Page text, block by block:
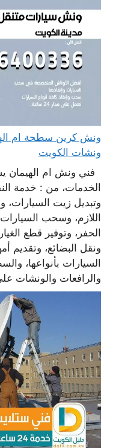
ونشات الكويت
فني ونش ام الهيمان
الخدمات، من : خدمة
وتبديل زيت السيارات،
اللازم، وسحب
الحفر، وتوفير قطع
ونقل البضائع، وتقديم
السيارات بأنواعها،
والرافعات والونشات